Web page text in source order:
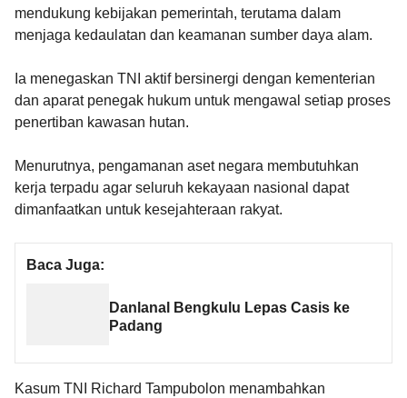
mendukung kebijakan pemerintah, terutama dalam
menjaga kedaulatan dan keamanan sumber daya alam.
Ia menegaskan TNI aktif bersinergi dengan kementerian
dan aparat penegak hukum untuk mengawal setiap proses
penertiban kawasan hutan.
Menurutnya, pengamanan aset negara membutuhkan
kerja terpadu agar seluruh kekayaan nasional dapat
dimanfaatkan untuk kesejahteraan rakyat.
Baca Juga:
Danlanal Bengkulu Lepas Casis ke
Padang
Kasum TNI Richard Tampubolon menambahkan